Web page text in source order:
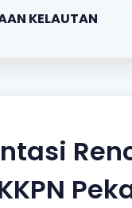
KELAUTAN